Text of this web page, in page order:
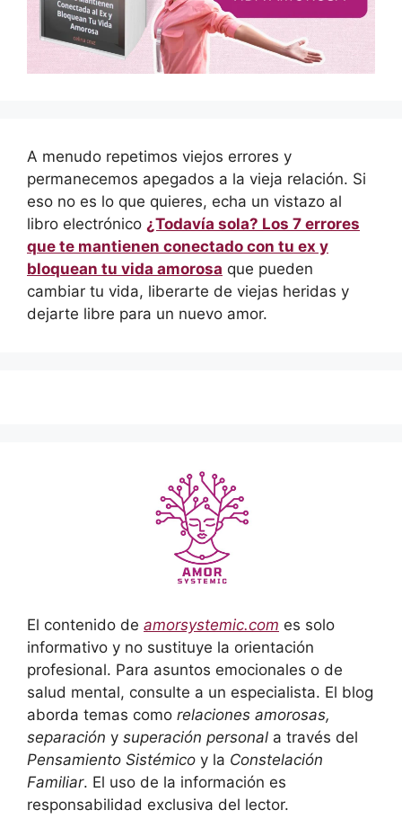
A menudo repetimos viejos errores y
permanecemos apegados a la vieja relación. Si
eso no es lo que quieres, echa un vistazo al
libro electrónico ¿Todavía sola? Los 7 errores
que te mantienen conectado con tu ex y
bloquean tu vida amorosa que pueden
cambiar tu vida, liberarte de viejas heridas y
dejarte libre para un nuevo amor.
El contenido de amorsystemic.com es solo
informativo y no sustituye la orientación
profesional. Para asuntos emocionales o de
salud mental, consulte a un especialista. El blog
aborda temas como relaciones amorosas,
separación y superación personal a través del
Pensamiento Sistémico y la Constelación
Familiar. El uso de la información es
responsabilidad exclusiva del lector.